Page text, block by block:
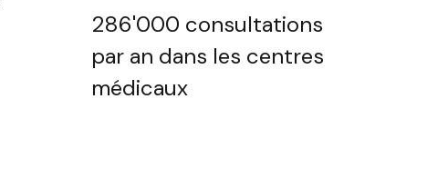
286'000 consultations
par an dans les centres
médicaux